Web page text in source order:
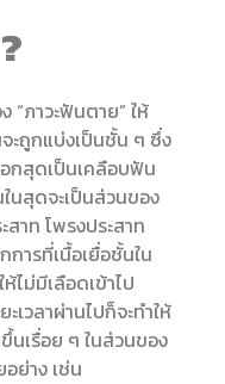
“ภาวะฟันตาย” ให้
ถูกแบ่งเป็นชั้น ๆ ซึ่ง
กสุดเป็นเคลือบฟัน
นสุดจะเป็นส่วนของ
สาท โพรงประสาท
การที่เนื้อเยื่อชั้นใน
ไม่มีเลือดเข้าไป
เวลาผ่านไปก็จะทำให้
เรื่อย ๆ ในส่วนของ
ย่าง เช่น